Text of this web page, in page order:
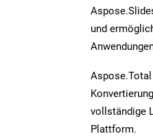
und
vollständige
Plattform.